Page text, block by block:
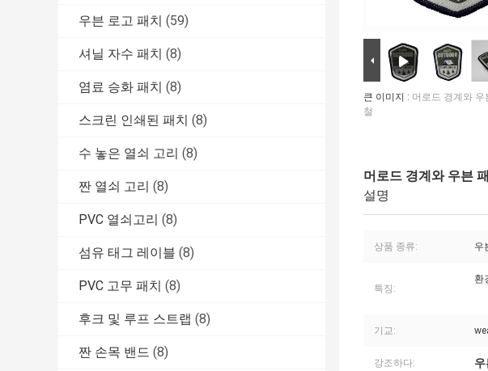
우븐 로고 패치 (59)
셔닐 자수 패치 (8)
염료 승화 패치 (8)
스크린 인쇄된 패치 (8)
수 놓은 열쇠 고리 (8)
짠 열쇠 고리 (8)
PVC 열쇠고리 (8)
섬유 태그 레이블 (8)
PVC 고무 패치 (8)
후크 및 루프 스트랩 (8)
짠 손목 밴드 (8)
큰 이미지 : 머로드 경계와 우
철
머로드 경계와 우븐
설명
상품 종류: 우
특징:
환
기교:
강조하다: 우